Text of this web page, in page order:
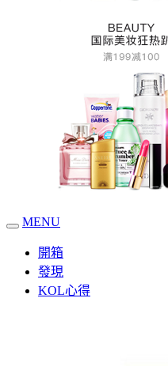
MENU
開箱
發現
KOL心得